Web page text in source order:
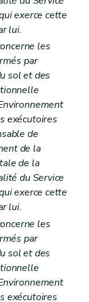
exerce cette
lui.
les
par
sol et des
exécutoires
de
de la
de la
du Service
exerce cette
lui.
les
par
sol et des
exécutoires